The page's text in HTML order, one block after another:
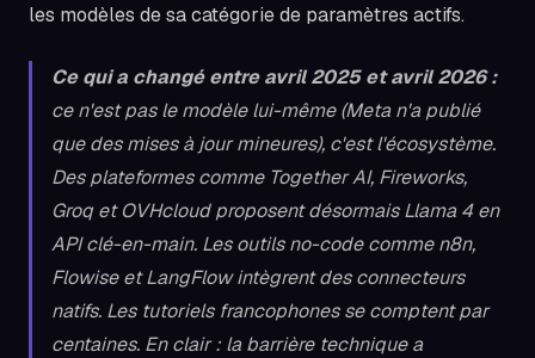
les modèles de sa catégorie de paramètres actifs.
Ce qui a changé entre avril 2025 et avril 2026 :
ce n'est pas le modèle lui-même (Meta n'a publié
que des mises à jour mineures), c'est l'écosystème.
Des plateformes comme Together AI, Fireworks,
Groq et OVHcloud proposent désormais Llama 4 en
API clé-en-main. Les outils no-code comme n8n,
Flowise et LangFlow intègrent des connecteurs
natifs. Les tutoriels francophones se comptent par
centaines. En clair : la barrière technique a